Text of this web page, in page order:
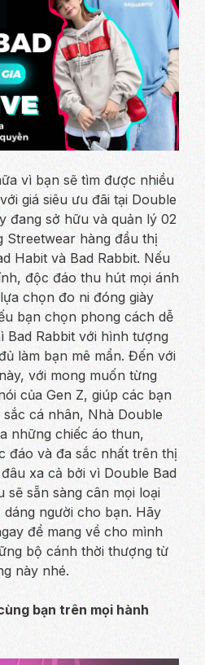
vì bạn sẽ tìm được nhiều
giá siêu ưu đãi tại Double
đang sở hữu và quản lý 02
Streetwear hàng đầu thị
Habit và Bad Rabbit. Nếu
độc đáo thu hút mọi ánh
chọn đo ni đóng giày
bạn chọn phong cách dễ
Bad Rabbit với hình tượng
làm bạn mê mẩn. Đến với
với mong muốn từng
của Gen Z, giúp các bạn
cá nhân, Nhà Double
những chiếc áo thun,
đáo và đa sắc nhất trên thị
xa cả bởi vì Double Bad
sẽ sẵn sàng cân mọi loại
người cho bạn. Hãy
để mang về cho mình
bộ cánh thời thượng từ
này nhé.
bạn trên mọi hành